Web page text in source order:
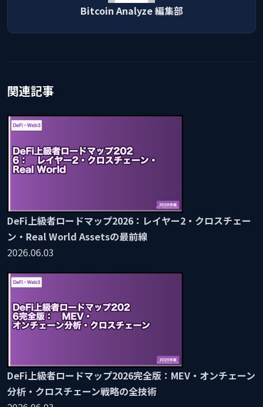
Bitcoin Analyze 編集部
関連記事
DeFi上級者ロードマップ2026：レイヤー2・クロスチェー
ン・Real World Assetsの最前線
2026.06.03
DeFi上級者ロードマップ2026完全版：MEV・オンチェーン
分析・クロスチェーン戦略の全技術